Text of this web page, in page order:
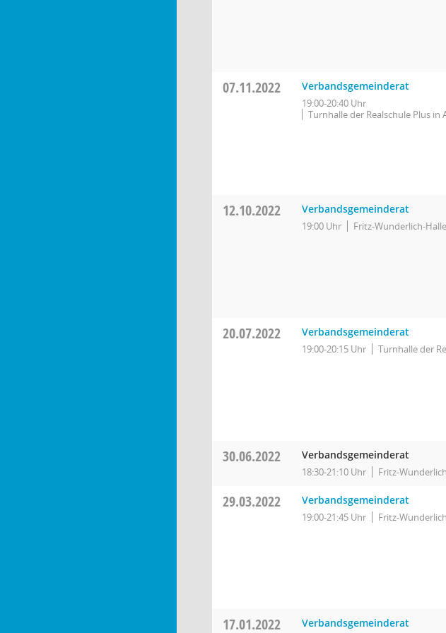
07.11.2022 Verbandsgemeinderat
19:00-20:40 Uhr
Turnhalle der Realschule Plus in
12.10.2022 Verbandsgemeinderat
19:00 Uhr Fritz-Wunderlich-Halle
20.07.2022 Verbandsgemeinderat
19:00-20:15 Uhr Turnhalle der
30.06.2022 Verbandsgemeinderat
18:30-21:10 Uhr Fritz-
29.03.2022 Verbandsgemeinderat
19:00-21:45 Uhr Fritz-
17.01.2022 Verbandsgemeinderat